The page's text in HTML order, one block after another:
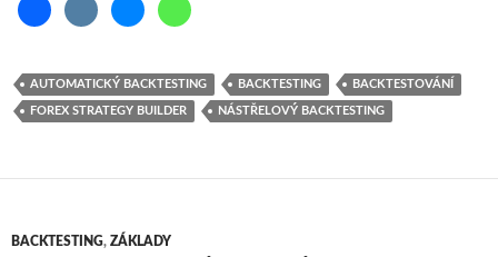
AUTOMATICKÝ BACKTESTING BACKTESTING BACKTESTOVÁNÍ
FOREX STRATEGY BUILDER NÁSTŘELOVÝ BACKTESTING
BACKTESTING, ZÁKLADY